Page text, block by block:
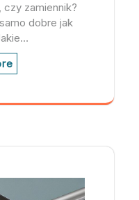
zamiennik?
dobre jak